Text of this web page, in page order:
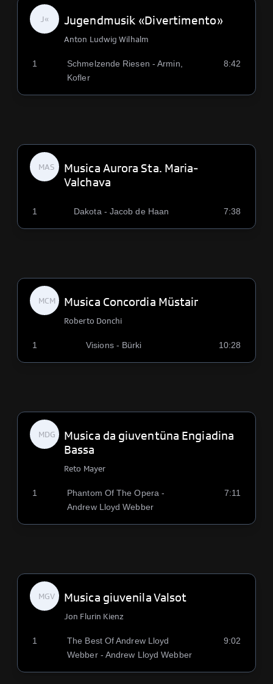
J« Jugendmusik «Divertimento»
Anton Ludwig Wilhalm
1
Schmelzende Riesen - Armin,
Kofler
8:42
MAS
Musica Aurora Sta. Maria-
Valchava
1 Dakota - Jacob de Haan 7:38
MCM Musica Concordia Müstair
Roberto Donchi
1 Visions - Bürki 10:28
MDG
Musica da giuventüna Engiadina
Bassa
Reto Mayer
1
Phantom Of The Opera -
Andrew Lloyd Webber
7:11
MGV Musica giuvenila Valsot
Jon Flurin Kienz
1
The Best Of Andrew Lloyd
Webber - Andrew Lloyd Webber
9:02